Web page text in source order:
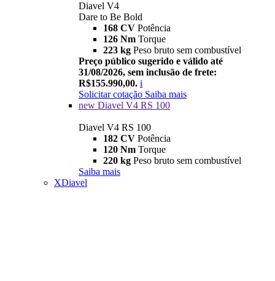
Diavel V4
Dare to Be Bold
168 CV Potência
126 Nm Torque
223 kg Peso bruto sem combustível
Preço público sugerido e válido até
31/08/2026, sem inclusão de frete:
R$155.990,00. i
Solicitar cotação Saiba mais
new Diavel V4 RS 100
Diavel V4 RS 100
182 CV Potência
120 Nm Torque
220 kg Peso bruto sem combustível
Saiba mais
XDiavel